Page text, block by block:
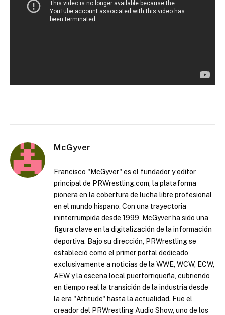
McGyver
Francisco "McGyver" es el fundador y editor
principal de PRWrestling.com, la plataforma
pionera en la cobertura de lucha libre profesional
en el mundo hispano. Con una trayectoria
ininterrumpida desde 1999, McGyver ha sido una
figura clave en la digitalización de la información
deportiva. Bajo su dirección, PRWrestling se
estableció como el primer portal dedicado
exclusivamente a noticias de la WWE, WCW, ECW,
AEW y la escena local puertorriqueña, cubriendo
en tiempo real la transición de la industria desde
la era "Attitude" hasta la actualidad. Fue el
creador del PRWrestling Audio Show, uno de los